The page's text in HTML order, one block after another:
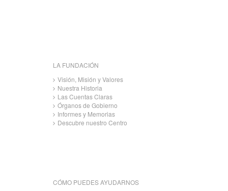
LA FUNDACIÓN
Visión, Misión y Valores
Nuestra Historia
Las Cuentas Claras
Órganos de Gobierno
Informes y Memorias
Descubre nuestro Centro
CÓMO PUEDES AYUDARNOS